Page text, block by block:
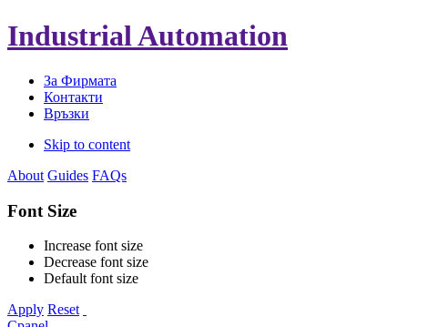
Industrial Automation
За Фирмата
Контакти
Връзки
Skip to content
About Guides FAQs
Font Size
Increase font size
Decrease font size
Default font size
Apply Reset